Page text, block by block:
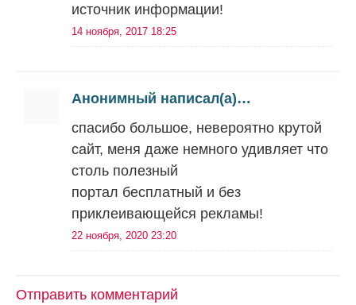
источник информации!
14 ноября, 2017 18:25
Анонимный написал(а)…
спасибо большое, невероятно крутой
сайт, меня даже немного удивляет что
столь полезный
портал бесплатный и без
приклеивающейся рекламы!
22 ноября, 2020 23:20
Отправить комментарий